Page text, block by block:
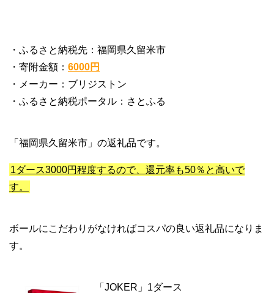
・ふるさと納税先：福岡県久留米市
・寄附金額： 6000円
・メーカー：ブリジストン
・ふるさと納税ポータル：さとふる
「福岡県久留米市」の返礼品です。
1ダース3000円程度するので、還元率も50％と高いで
す。
ボールにこだわりがなければコスパの良い返礼品になりま
す。
「JOKER」1ダース